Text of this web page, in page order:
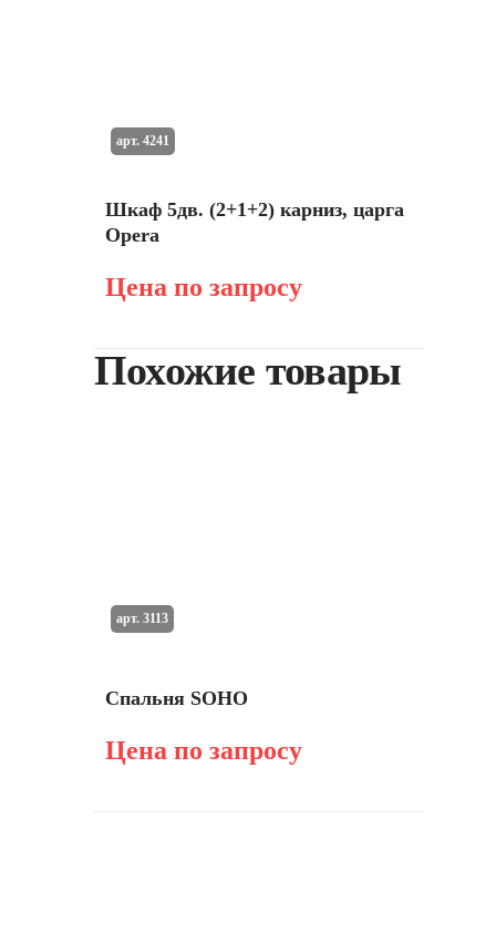
Шкаф 5дв. (2+1+2) карниз, царга
Opera
Цена по запросу
арт. 4241
Похожие товары
Спальня SOHO
Цена по запросу
арт. 3113